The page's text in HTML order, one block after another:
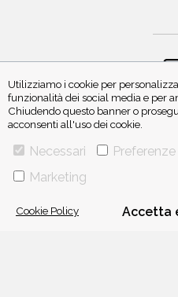
Utilizziamo i cookie per
funzionalità dei social media e per
Chiudendo questo banner o
acconsenti all'uso dei cookie.
Necessari Preferenze
Marketing
Cookie Policy Accetta
ISCRIVITI